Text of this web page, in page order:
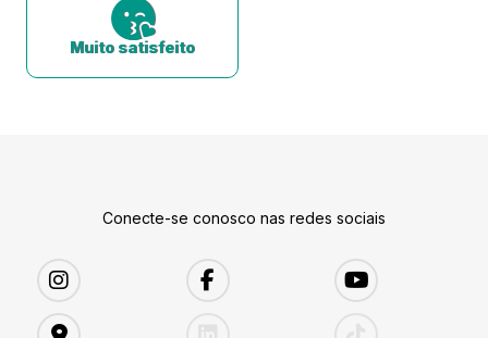
Muito satisfeito
Conecte-se conosco nas redes sociais